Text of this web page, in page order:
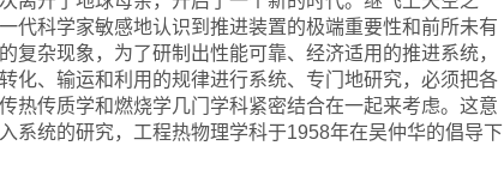
代科学家敏感地认识到推进装置的极端重要性和前所未有
杂现象，为了研制出性能可靠、经济适用的推进系统，
化、输运和利用的规律进行系统、专门地研究，必须把各
热传质学和燃烧学几门学科紧密结合在一起来考虑。这意
系统的研究，工程热物理学科于1958年在吴仲华的倡导下